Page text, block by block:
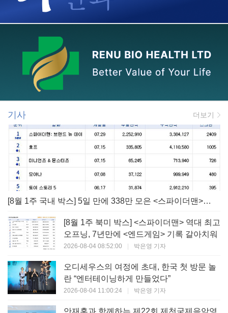
기사 더보기
[8월 1주 국내 박스] 5일 만에 338만 모은 <스파이더맨> 극장가 235% 대반등, <호프>는 400만 돌파
[8월 1주 북미 박스] <스파이더맨> 역대 최고
오프닝, 7년만에 <엔드게임> 기록 갈아치워
2026-08-04 08:52:00 | 박은영 기자
오디세우스의 여정에 초대, 한국 첫 방문 놀
란 “엔터테이닝하게 만들었다”
2026-08-04 11:00:24 | 박은영 기자
안재홍과 함께하는 제22회 제천국제음악영